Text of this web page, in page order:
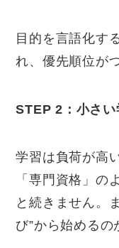
目的を言語化す
れ、優先順位が
STEP 2 ：小さ
学習は負荷が高
「専門資格」の
と続きません。
び”から始めるの